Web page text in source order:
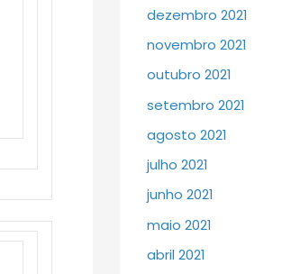
dezembro 2021
novembro 2021
outubro 2021
setembro 2021
agosto 2021
julho 2021
junho 2021
maio 2021
abril 2021